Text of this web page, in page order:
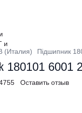
(Италия) Підшипник
180101 6001
Оставить отзыв